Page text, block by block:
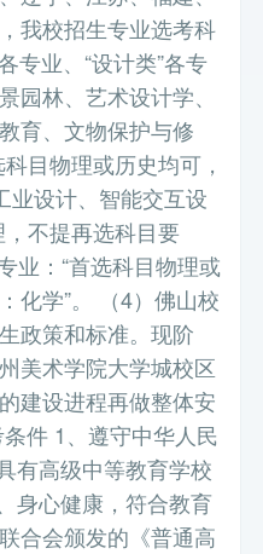
我校招生专业选考科
专业、“设计类”各专
园林、艺术设计学、
育、文物保护与修
目物理或历史均可，
设计、智能交互设
不提再选科目要
业：“首选科目物理或
化学”。 （4）佛山校
政策和标准。现阶
美术学院大学城校区
建设进程再做整体安
件 1、遵守中华人民
有高级中等教育学校
身心健康，符合教育
合会颁发的《普通高